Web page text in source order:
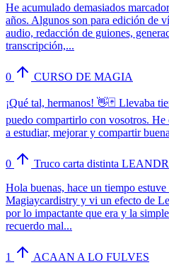
He acumulado demasiados
años. Algunos son para edición de
audio, redacción de guiones,
transcripción,...
0 CURSO DE MAGIA
¡Qué tal, hermanos! 👋🃏 Llevaba
puedo compartirlo con vosotros. He
a estudiar, mejorar y compartir
0
Truco carta distinta
Hola buenas, hace un tiempo estuve
Magiaycardistry y vi un efecto de
por lo impactante que era y la
recuerdo mal...
1
ACAAN A LO FULVES